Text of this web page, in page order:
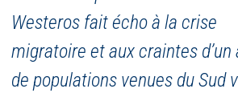
Westeros fait écho à la crise
migratoire et aux craintes d’un
de populations venues du Sud